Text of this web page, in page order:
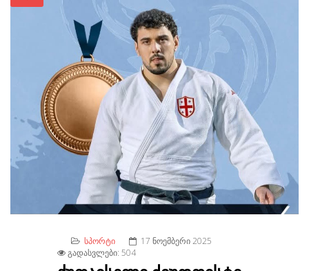
ᲡᲞᲝᲠᲢᲘ
17 ᲜᲝᲔᲛᲑᲔᲠᲘ 2025
ᲒᲐᲓᲐᲡᲕᲚᲔᲑᲘ: 504